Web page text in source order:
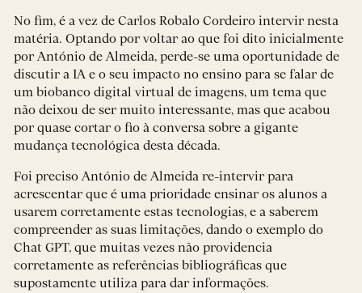
No fim, é a vez de Carlos Robalo Cordeiro intervir nesta
matéria. Optando por voltar ao que foi dito inicialmente
por António de Almeida, perde-se uma oportunidade de
discutir a IA e o seu impacto no ensino para se falar de
um biobanco digital virtual de imagens, um tema que
não deixou de ser muito interessante, mas que acabou
por quase cortar o fio à conversa sobre a gigante
mudança tecnológica desta década.
Foi preciso António de Almeida re-intervir para
acrescentar que é uma prioridade ensinar os alunos a
usarem corretamente estas tecnologias, e a saberem
compreender as suas limitações, dando o exemplo do
Chat GPT, que muitas vezes não providencia
corretamente as referências bibliográficas que
supostamente utiliza para dar informações.